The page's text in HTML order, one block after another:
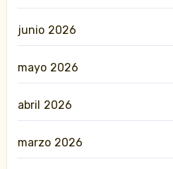
junio 2026
mayo 2026
abril 2026
marzo 2026